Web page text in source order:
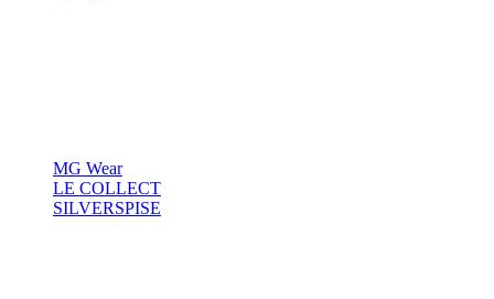
MG Wear
LE COLLECT
SILVERSPISE